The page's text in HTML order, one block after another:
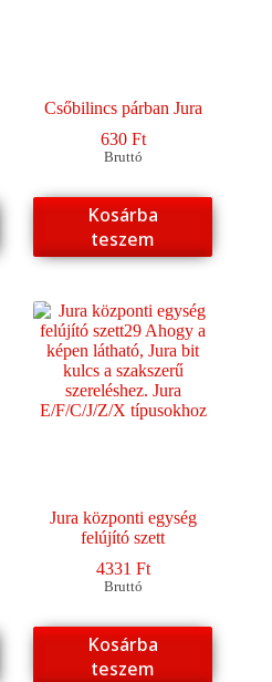
Csőbilincs párban Jura
630 Ft
Bruttó
Kosárba
teszem
Jura központi egység
felújító szett
4331 Ft
Bruttó
Kosárba
teszem